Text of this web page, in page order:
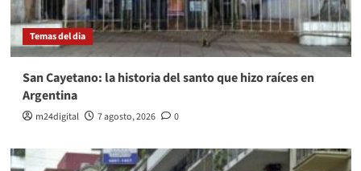
Temas del dia
San Cayetano: la historia del santo que hizo raíces en
Argentina
m24digital 7 agosto, 2026 0